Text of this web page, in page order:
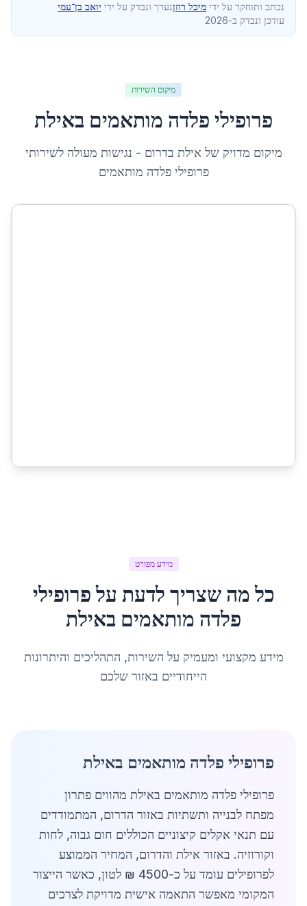
נכתב ותוחקר על ידי מיכל רוזןנערך ונבדק על ידי יואב בן־עמי
עודכן ונבדק ב-2026
מיקום השירות
פרופילי פלדה מותאמים באילת
מיקום מדויק של אילת בדרום - נגישות מעולה לשירותי
פרופילי פלדה מותאמים
מידע מפורט
כל מה שצריך לדעת עלפרופילי
פלדה מותאמים באילת
מידע מקצועי ומעמיק על השירות, התהליכים והיתרונות
הייחודיים באזור שלכם
פרופילי פלדה מותאמים באילת
פרופילי פלדה מותאמים באילת מהווים פתרון
מפתח לבנייה ותשתיות באזור הדרום, המתמודדים
עם תנאי אקלים קיצוניים הכוללים חום גבוה, לחות
וקורוזיה. באזור אילת והדרום, המחיר הממוצע
לפרופילים עומד על כ-4500 ₪ לטון, כאשר הייצור
המקומי מאפשר התאמה אישית מדויקת לצרכים